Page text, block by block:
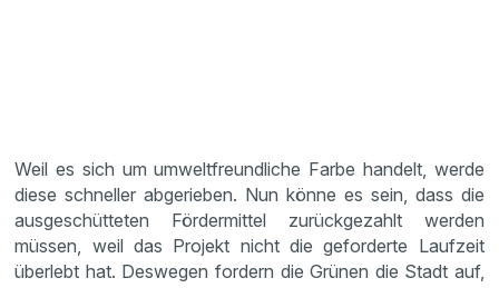
Weil es sich um umweltfreundliche Farbe handelt, werde
diese schneller abgerieben. Nun könne es sein, dass die
ausgeschütteten Fördermittel zurückgezahlt werden
müssen, weil das Projekt nicht die geforderte Laufzeit
überlebt hat. Deswegen fordern die Grünen die Stadt auf,